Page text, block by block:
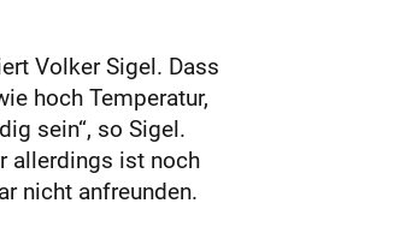
Volker Sigel. Dass
hoch Temperatur,
sein“, so Sigel.
allerdings ist noch
nicht anfreunden.